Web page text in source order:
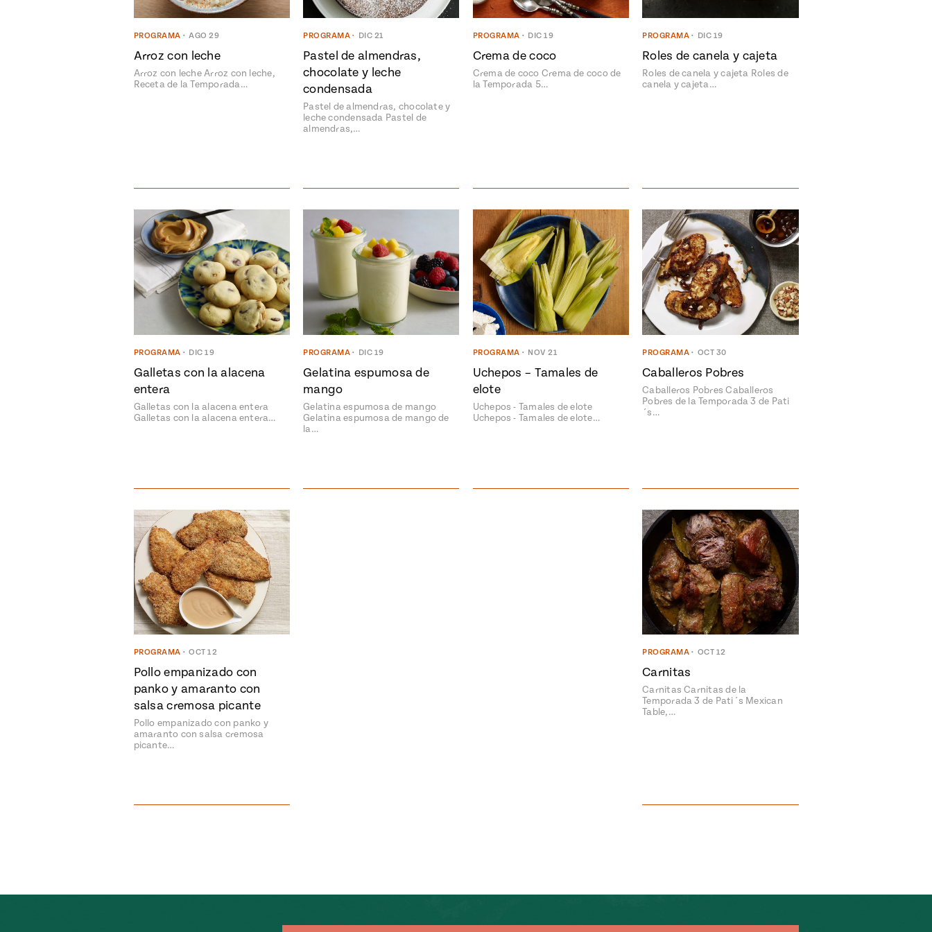
PROGRAMA • AGO 29
Arroz con leche
Arroz con leche Arroz con leche,
Receta de la Temporada…
PROGRAMA • DIC 21
Pastel de almendras,
chocolate y leche
condensada
Pastel de almendras, chocolate y
leche condensada Pastel de
almendras,…
PROGRAMA • DIC 19
Crema de coco
Crema de coco Crema de coco de
la Temporada 5…
PROGRAMA • DIC 19
Roles de canela y cajeta
Roles de canela y cajeta Roles de
canela y cajeta…
PROGRAMA • DIC 19
Galletas con la alacena
entera
Galletas con la alacena entera
Galletas con la alacena entera…
PROGRAMA • DIC 19
Gelatina espumosa de
mango
Gelatina espumosa de mango
Gelatina espumosa de mango de
la…
PROGRAMA • NOV 21
Uchepos – Tamales de
elote
Uchepos - Tamales de elote
Uchepos - Tamales de elote…
PROGRAMA • OCT 30
Caballeros Pobres
Caballeros Pobres Caballeros
Pobres de la Temporada 3 de Pati
´s…
PROGRAMA • OCT 12
Pollo empanizado con
panko y amaranto con
salsa cremosa picante
Pollo empanizado con panko y
amaranto con salsa cremosa
picante…
PROGRAMA • OCT 12
Carnitas
Carnitas Carnitas de la
Temporada 3 de Pati´s Mexican
Table,…